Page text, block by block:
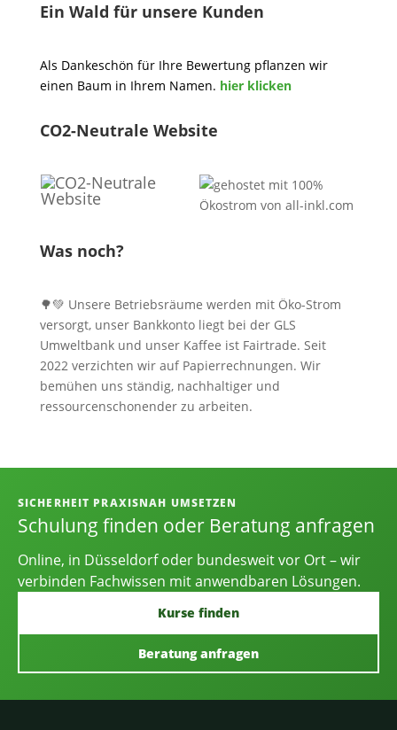
Ein Wald für unsere Kunden
Als Dankeschön für Ihre Bewertung pflanzen wir
einen Baum in Ihrem Namen. hier klicken
CO2-Neutrale Website
Was noch?
🌳💚 Unsere Betriebsräume werden mit Öko-Strom
versorgt, unser Bankkonto liegt bei der GLS
Umweltbank und unser Kaffee ist Fairtrade. Seit
2022 verzichten wir auf Papierrechnungen. Wir
bemühen uns ständig, nachhaltiger und
ressourcenschonender zu arbeiten.
Informationen, Kontakt und
SICHERHEIT PRAXISNAH UMSETZEN
Schulung finden oder Beratung anfragen
Online, in Düsseldorf oder bundesweit vor Ort – wir
verbinden Fachwissen mit anwendbaren Lösungen.
Kurse finden
Beratung anfragen